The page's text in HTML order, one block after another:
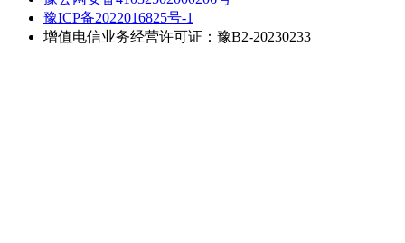
豫ICP备2022016825号-1
增值电信业务经营许可证：豫B2-20230233